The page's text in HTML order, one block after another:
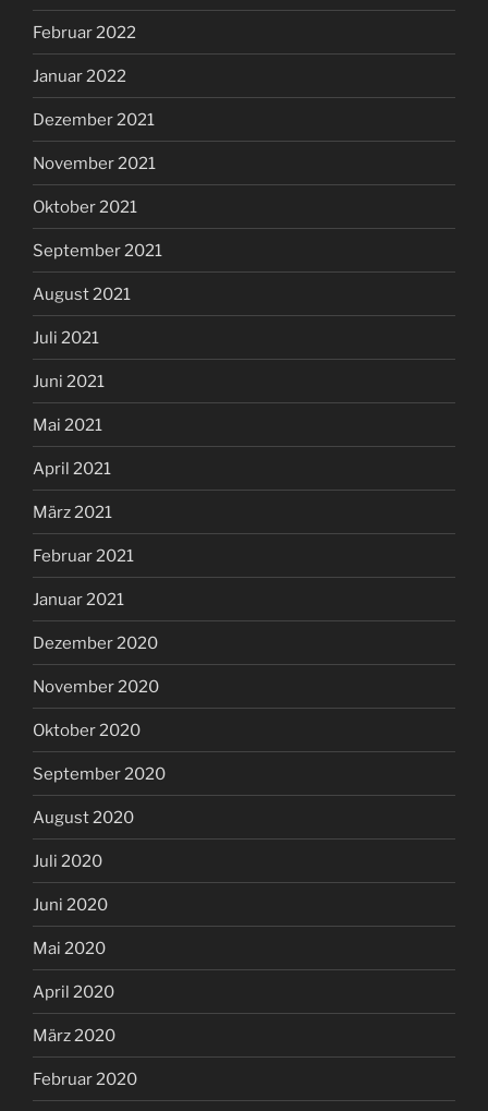
Februar 2022
Januar 2022
Dezember 2021
November 2021
Oktober 2021
September 2021
August 2021
Juli 2021
Juni 2021
Mai 2021
April 2021
März 2021
Februar 2021
Januar 2021
Dezember 2020
November 2020
Oktober 2020
September 2020
August 2020
Juli 2020
Juni 2020
Mai 2020
April 2020
März 2020
Februar 2020